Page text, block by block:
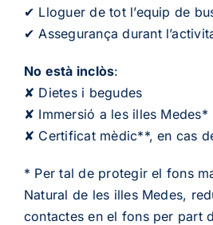
✔ Lloguer de tot l’equip de
✔ Assegurança durant
No està inclòs:
✘ Dietes i begudes
✘ Immersió a les illes Medes*
✘ Certificat mèdic**, en cas
* Per tal de protegir el fons
Natural de les illes Medes,
contactes en el fons per part